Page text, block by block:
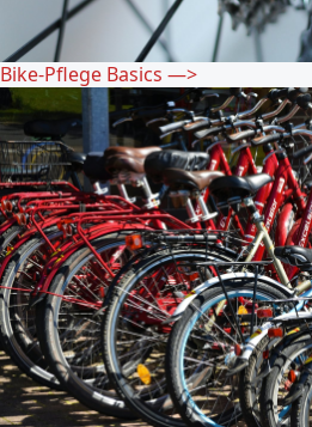
Bike-Pflege Basics —>